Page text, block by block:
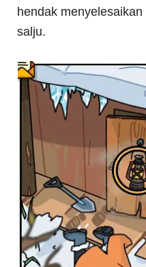
hendak
salju.